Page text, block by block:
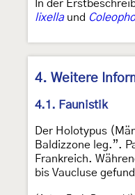
In der
lixellaund
4. Weitere
4.1. Faunistik
Der Holotypus
Baldizzone leg.”.
Frankreich.
bis Vaucluse